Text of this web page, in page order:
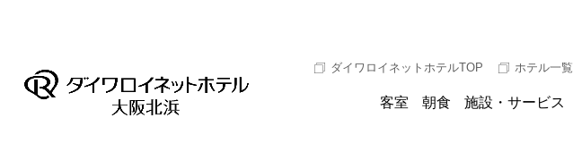
ダイワロイネットホテルTOP ホテル一覧
客室 朝食 施設・サービス